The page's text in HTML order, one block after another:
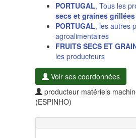
PORTUGAL, Tous les
secs et graines grillées
PORTUGAL, les autres
agroalimentaires
FRUITS SECS ET
les producteurs
Voir ses coordonnées
producteur matériels
(ESPINHO)